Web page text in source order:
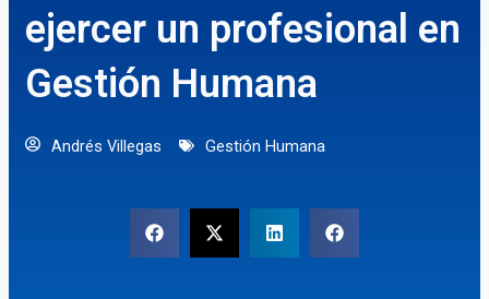
ejercer un profesional en
Gestión Humana
Andrés Villegas Gestión Humana